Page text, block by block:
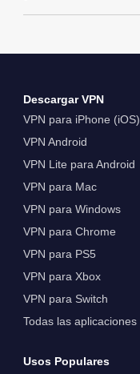
Descargar VPN
VPN para iPhone (iOS)
VPN Android
VPN Lite para Android
VPN para Mac
VPN para Windows
VPN para Chrome
VPN para PS5
VPN para Xbox
VPN para Switch
Todas las aplicaciones
Usos Populares